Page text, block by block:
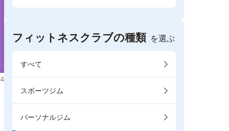
フィットネスクラブの種類 を選ぶ
すべて
スポーツジム
パーソナルジム